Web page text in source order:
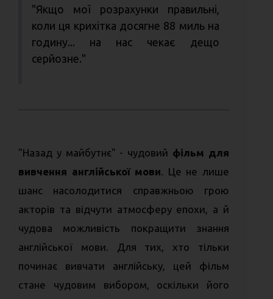
"Якщо мої розрахунки правильні,
коли ця крихітка досягне 88 миль на
годину... на нас чекає дещо
серйозне."
"Назад у майбутнє" - чудовий фільм для
вивчення англійської мови. Це не лише
шанс насолодитися справжньою грою
акторів та відчути атмосферу епохи, а й
чудова можливість покращити знання
англійської мови. Для тих, хто тільки
починає вивчати англійську, цей фільм
стане чудовим вибором, оскільки його